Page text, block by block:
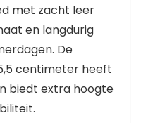
met zacht leer
en langdurig
De
centimeter heeft
biedt extra hoogte